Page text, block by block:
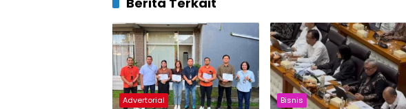
Advertorial Bisnis